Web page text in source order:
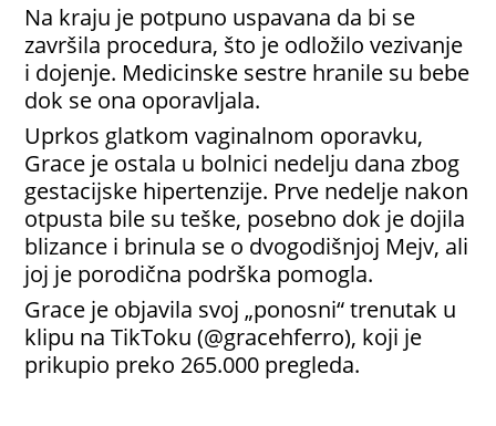
Na kraju je potpuno uspavana da bi se
završila procedura, što je odložilo vezivanje
i dojenje. Medicinske sestre hranile su bebe
dok se ona oporavljala.
Uprkos glatkom vaginalnom oporavku,
Grace je ostala u bolnici nedelju dana zbog
gestacijske hipertenzije. Prve nedelje nakon
otpusta bile su teške, posebno dok je dojila
blizance i brinula se o dvogodišnjoj Mejv, ali
joj je porodična podrška pomogla.
Grace je objavila svoj „ponosni“ trenutak u
klipu na TikToku (@gracehferro), koji je
prikupio preko 265.000 pregleda.